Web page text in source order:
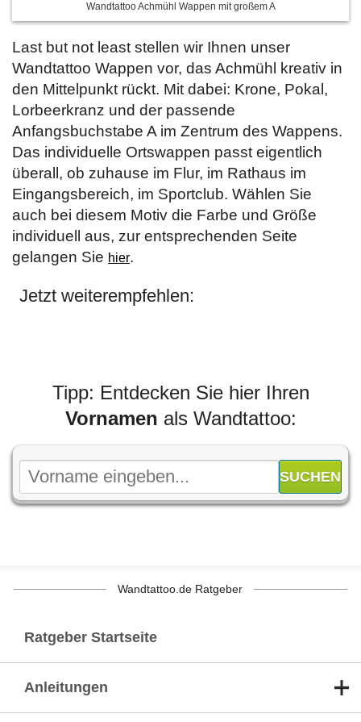
Wandtattoo Achmühl Wappen mit großem A
Last but not least stellen wir Ihnen unser
Wandtattoo Wappen vor, das Achmühl kreativ in
den Mittelpunkt rückt. Mit dabei: Krone, Pokal,
Lorbeerkranz und der passende
Anfangsbuchstabe A im Zentrum des Wappens.
Das individuelle Ortswappen passt eigentlich
überall, ob zuhause im Flur, im Rathaus im
Eingangsbereich, im Sportclub. Wählen Sie
auch bei diesem Motiv die Farbe und Größe
individuell aus, zur entsprechenden Seite
gelangen Sie hier.
Jetzt weiterempfehlen:
Tipp: Entdecken Sie hier Ihren
Vornamen als Wandtattoo:
Wandtattoo.de Ratgeber
Ratgeber Startseite
Anleitungen